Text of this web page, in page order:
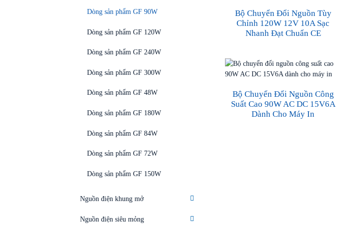
Dòng sản phẩm GF 90W
Dòng sản phẩm GF 120W
Dòng sản phẩm GF 240W
Dòng sản phẩm GF 300W
Dòng sản phẩm GF 48W
Dòng sản phẩm GF 180W
Dòng sản phẩm GF 84W
Dòng sản phẩm GF 72W
Dòng sản phẩm GF 150W
Nguồn điện khung mở
Nguồn điện siêu mỏng
Bộ Chuyển Đổi Nguồn Tùy
Chỉnh 120W 12V 10A Sạc
Nhanh Đạt Chuẩn CE
Bộ Chuyển Đổi Nguồn Công
Suất Cao 90W AC DC 15V6A
Dành Cho Máy In